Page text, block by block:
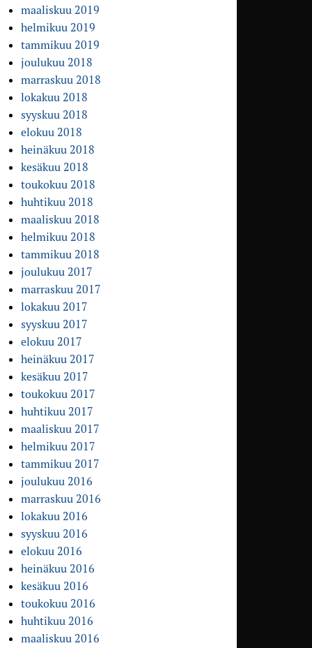
maaliskuu 2019
helmikuu 2019
tammikuu 2019
joulukuu 2018
marraskuu 2018
lokakuu 2018
syyskuu 2018
elokuu 2018
heinäkuu 2018
kesäkuu 2018
toukokuu 2018
huhtikuu 2018
maaliskuu 2018
helmikuu 2018
tammikuu 2018
joulukuu 2017
marraskuu 2017
lokakuu 2017
syyskuu 2017
elokuu 2017
heinäkuu 2017
kesäkuu 2017
toukokuu 2017
huhtikuu 2017
maaliskuu 2017
helmikuu 2017
tammikuu 2017
joulukuu 2016
marraskuu 2016
lokakuu 2016
syyskuu 2016
elokuu 2016
heinäkuu 2016
kesäkuu 2016
toukokuu 2016
huhtikuu 2016
maaliskuu 2016